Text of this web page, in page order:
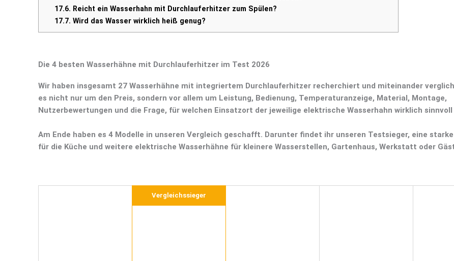
17.6. Reicht ein Wasserhahn mit Durchlauferhitzer zum Spülen?
17.7. Wird das Wasser wirklich heiß genug?
Die 4 besten Wasserhähne mit Durchlauferhitzer im Test 2026
Wir haben insgesamt 27 Wasserhähne mit integriertem Durchlauferhitzer recherchiert und miteinander
es nicht nur um den Preis, sondern vor allem um Leistung, Bedienung, Temperaturanzeige, Material , Montage,
Nutzerbewertungen und die Frage, für welchen Einsatzort der jeweilige elektrische Wasserhahn wirklich
Am Ende haben es 4 Modelle in unseren Vergleich geschafft. Darunter findet ihr unseren Testsieger, eine
für die Küche und weitere elektrische Wasserhähne für kleinere Wasserstellen, Gartenhaus, Werkstatt oder
Vergleichssieger